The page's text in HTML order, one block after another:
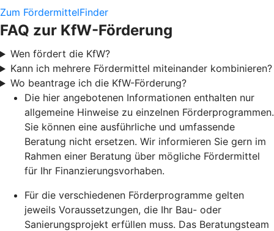
Zum FördermittelFinder
FAQ zur KfW-Förderung
Wen fördert die KfW?
Kann ich mehrere Fördermittel miteinander kombinieren?
Wo beantrage ich die KfW-Förderung?
Die hier angebotenen Informationen enthalten nur
allgemeine Hinweise zu einzelnen Förderprogrammen.
Sie können eine ausführliche und umfassende
Beratung nicht ersetzen. Wir informieren Sie gern im
Rahmen einer Beratung über mögliche Fördermittel
für Ihr Finanzierungsvorhaben.
Für die verschiedenen Förderprogramme gelten
jeweils Voraussetzungen, die Ihr Bau- oder
Sanierungsprojekt erfüllen muss. Das Beratungsteam